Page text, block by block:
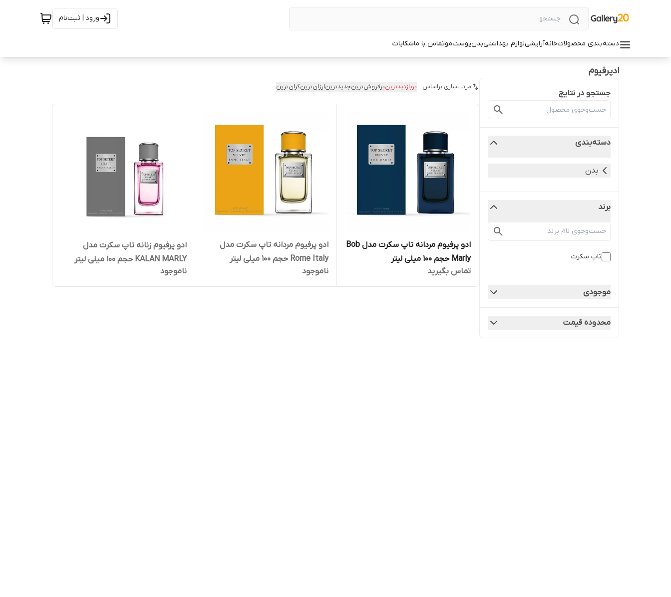
ورود | ثبت‌نام
دسته‌بندی محصولاتخانهآرایشیلوازم بهداشتیبدنپوستموتماس با ماشکایات
ادپرفیوم
جستجو در نتایج
دسته‌بندی
بدن
برند
تاپ سکرت
موجودی
محدوده قیمت
مرتب‌سازی براساس: پربازدیدترینپرفروش‌ترینجدیدترینارزان‌ترینگران‌ترین
ادو پرفیوم مردانه تاپ سکرت مدل Bob
Marly حجم 100 میلی لیتر
تماس بگیرید
ادو پرفیوم مردانه تاپ سکرت مدل
Rome Italy حجم 100 میلی لیتر
ناموجود
ادو پرفیوم زنانه تاپ سکرت مدل
KALAN MARLY حجم 100 میلی لیتر
ناموجود